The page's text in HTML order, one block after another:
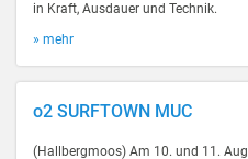
in Kraft, Ausdauer und Technik.
» mehr
o2 SURFTOWN MUC
(Hallbergmoos) Am 10. und 11.